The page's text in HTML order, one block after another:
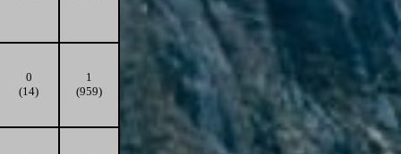
0
(14)
1
(959)